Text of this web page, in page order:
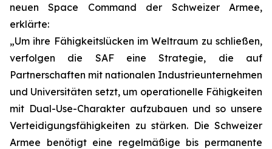
neuen Space Command der Schweizer Armee,
erklärte:
„Um ihre Fähigkeitslücken im Weltraum zu schließen,
verfolgen die SAF eine Strategie, die auf
Partnerschaften mit nationalen Industrieunternehmen
und Universitäten setzt, um operationelle Fähigkeiten
mit Dual-Use-Charakter aufzubauen und so unsere
Verteidigungsfähigkeiten zu stärken. Die Schweizer
Armee benötigt eine regelmäßige bis permanente